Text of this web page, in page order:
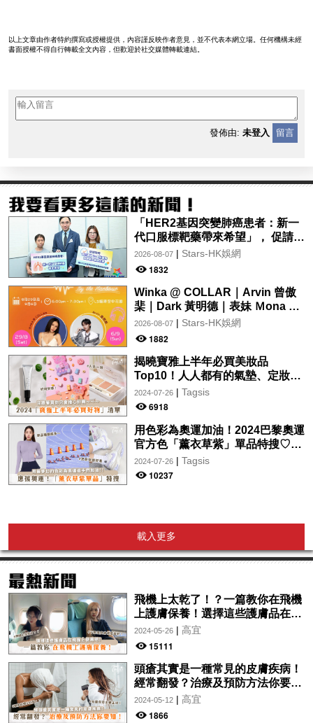
以上文章由作者特約撰寫或授權提供，內容謹反映作者意見，並不代表本網立場。任何機構未經
書面授權不得自行轉載全文內容，但歡迎於社交媒體轉載連結。
發佈由: 未登入 留言
「HER2基因突變肺癌患者：新一
代口服標靶藥帶來希望」， 促請政
府加快納入藥物名冊，助患者及早
受惠
2026-08-07| Stars-HK娛網
1832
Winka @ COLLAR｜Arvin 曾傲
棐｜Dark 黃明德｜表妹 Ｍona 8
月29日起登陸L5維港空中花園 |
wwwtc mall 首度呈獻「Music
2026-08-07| Stars-HK娛網
1882
揭曉寶雅上半年必買美妝品
Top10！人人都有的氣墊、定妝噴
霧、保養品～幫你找到最值得入手
的好物♡
2024-07-26| Tagsis
6918
用色彩為奧運加油！2024巴黎奧運
官方色「薰衣草紫」單品特搜♡讓
你從頭到腳、隨時充滿奧運氛圍～
2024-07-26| Tagsis
10237
載入更多
飛機上太乾了！？一篇教你在飛機
上護膚保養！選擇這些護膚品在飛
機上使用吧！
2024-05-26| 高宜
15111
頭瘡其實是一種常見的皮膚疾病！
經常翻發？治療及預防方法你要
知！
2024-05-12| 高宜
1866